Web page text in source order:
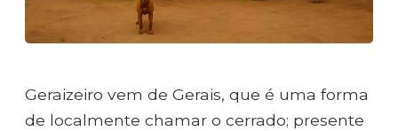
Geraizeiro vem de Gerais, que é uma forma
de localmente chamar o cerrado; presente